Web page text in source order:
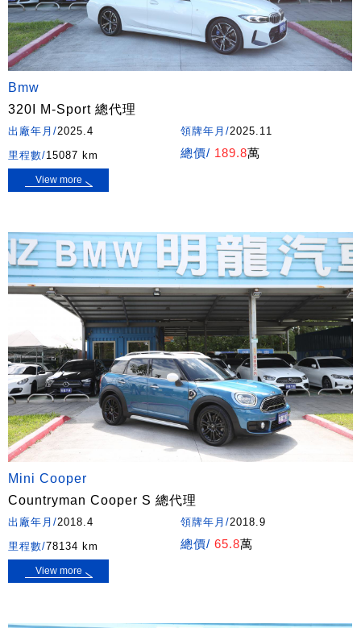
Bmw
320I M-Sport 總代理
出廠年月/2025.4 領牌年月/2025.11
里程數/15087 km 總價/ 189.8萬
View more
Mini Cooper
Countryman Cooper S 總代理
出廠年月/2018.4 領牌年月/2018.9
里程數/78134 km 總價/ 65.8萬
View more